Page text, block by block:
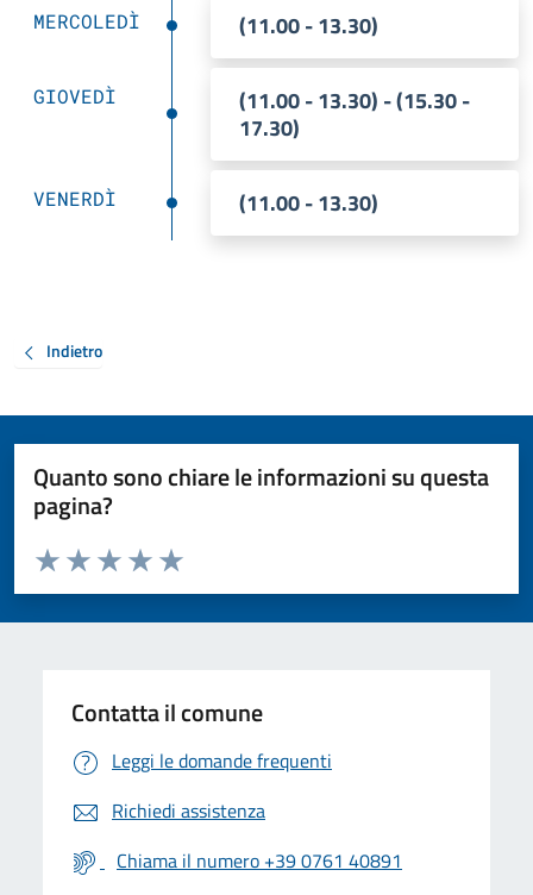
MERCOLEDÌ (11.00 - 13.30)
GIOVEDÌ
(11.00 - 13.30) - (15.30 -
17.30)
VENERDÌ (11.00 - 13.30)
Indietro
Quanto sono chiare le informazioni su questa
pagina?
Valuta da 1 a 5 stelle la pagina
Valuta 5 stelle su 5
Valuta 4 stelle su 5
Valuta 3 stelle su 5
Valuta 2 stelle su 5
Valuta 1 stelle su 5
Contatta il comune
Leggi le domande frequenti
Richiedi assistenza
Chiama il numero +39 0761 40891